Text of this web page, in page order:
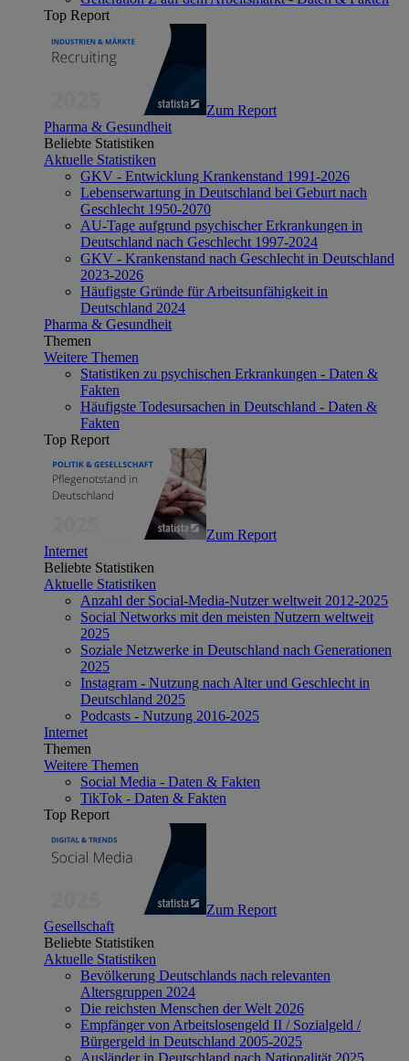
Top Report
Zum Report
Pharma & Gesundheit
Beliebte Statistiken
Aktuelle Statistiken
GKV - Entwicklung Krankenstand 1991-2026
Lebenserwartung in Deutschland bei Geburt nach
Geschlecht 1950-2070
AU-Tage aufgrund psychischer Erkrankungen in
Deutschland nach Geschlecht 1997-2024
GKV - Krankenstand nach Geschlecht in Deutschland
2023-2026
Häufigste Gründe für Arbeitsunfähigkeit in
Deutschland 2024
Pharma & Gesundheit
Themen
Weitere Themen
Statistiken zu psychischen Erkrankungen - Daten &
Fakten
Häufigste Todesursachen in Deutschland - Daten &
Fakten
Top Report
Zum Report
Internet
Beliebte Statistiken
Aktuelle Statistiken
Anzahl der Social-Media-Nutzer weltweit 2012-2025
Social Networks mit den meisten Nutzern weltweit
2025
Soziale Netzwerke in Deutschland nach Generationen
2025
Instagram - Nutzung nach Alter und Geschlecht in
Deutschland 2025
Podcasts - Nutzung 2016-2025
Internet
Themen
Weitere Themen
Social Media - Daten & Fakten
TikTok - Daten & Fakten
Top Report
Zum Report
Gesellschaft
Beliebte Statistiken
Aktuelle Statistiken
Bevölkerung Deutschlands nach relevanten
Altersgruppen 2024
Die reichsten Menschen der Welt 2026
Empfänger von Arbeitslosengeld II / Sozialgeld /
Bürgergeld in Deutschland 2005-2025
Ausländer in Deutschland nach Nationalität 2025